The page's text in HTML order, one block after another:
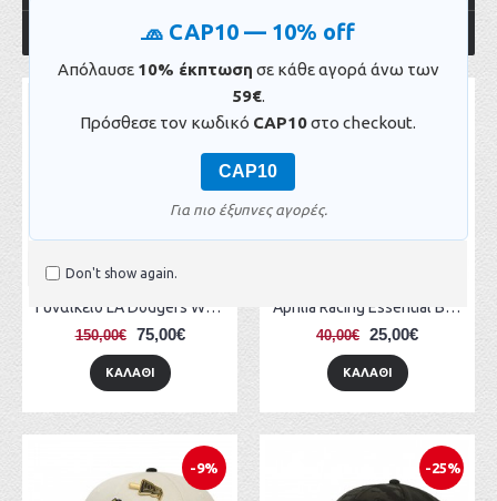
🧢 CAP10 — 10% off
Απόλαυσε 10% έκπτωση σε κάθε αγορά άνω των
59€.
Πρόσθεσε τον κωδικό CAP10στο checkout.
CAP10
Για πιο έξυπνες αγορές.
Don't show again.
OUR BESTSELLERS
Γυναικείο LA Dodgers Womens MLB Black Oversized Sherpa Bomber Jacket
150,00€ 75,00€
ΚΑΛΆΘΙ
Aprilia Racing Essential Black 9FORTY A-Frame Adjustable Cap
40,00€ 25,00€
ΚΑΛΆΘΙ
-9% -25%